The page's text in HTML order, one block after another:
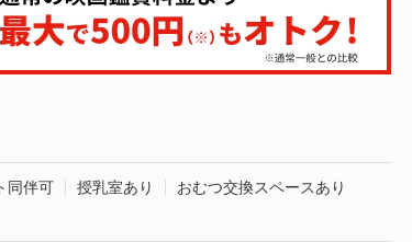
同伴可 授乳室あり
おむつ交換スペースあり